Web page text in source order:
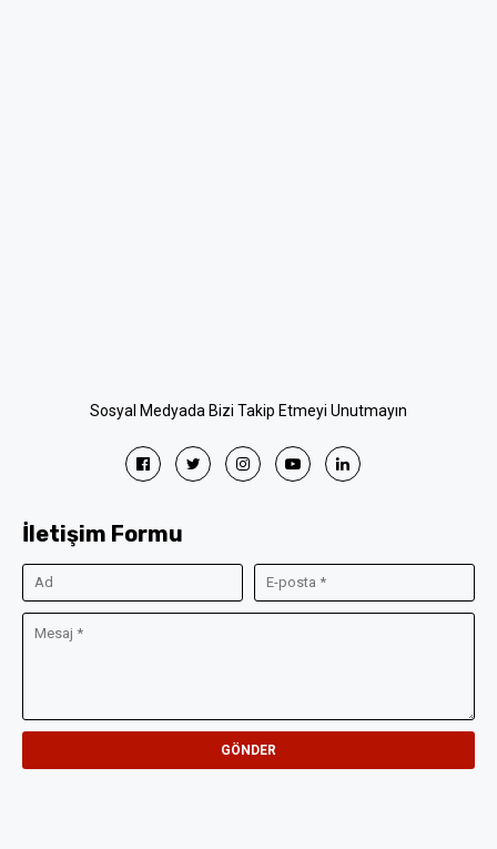
Sosyal Medyada Bizi Takip Etmeyi Unutmayın
İletişim Formu